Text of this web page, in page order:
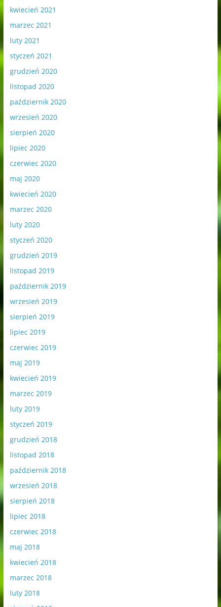
kwiecień 2021
marzec 2021
luty 2021
styczeń 2021
grudzień 2020
listopad 2020
październik 2020
wrzesień 2020
sierpień 2020
lipiec 2020
czerwiec 2020
maj 2020
kwiecień 2020
marzec 2020
luty 2020
styczeń 2020
grudzień 2019
listopad 2019
październik 2019
wrzesień 2019
sierpień 2019
lipiec 2019
czerwiec 2019
maj 2019
kwiecień 2019
marzec 2019
luty 2019
styczeń 2019
grudzień 2018
listopad 2018
październik 2018
wrzesień 2018
sierpień 2018
lipiec 2018
czerwiec 2018
maj 2018
kwiecień 2018
marzec 2018
luty 2018